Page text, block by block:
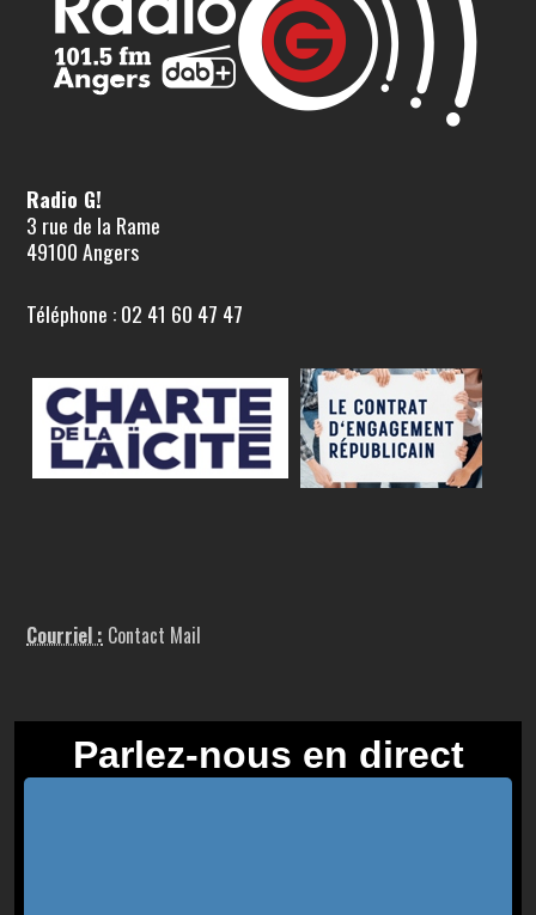
Radio G!
3 rue de la Rame
49100 Angers
Téléphone : 02 41 60 47 47
Courriel : Contact Mail